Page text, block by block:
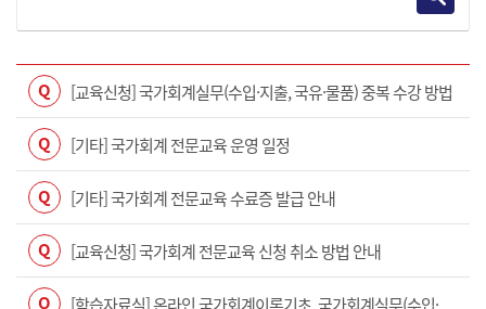
Q [교육신청] 국가회계실무(수입·지출, 국유·물품) 중복 수강 방법
Q [기타] 국가회계 전문교육 운영 일정
Q [기타] 국가회계 전문교육 수료증 발급 안내
Q [교육신청] 국가회계 전문교육 신청 취소 방법 안내
Q
[학습자료실] 온라인 국가회계이론기초, 국가회계실무(수입·